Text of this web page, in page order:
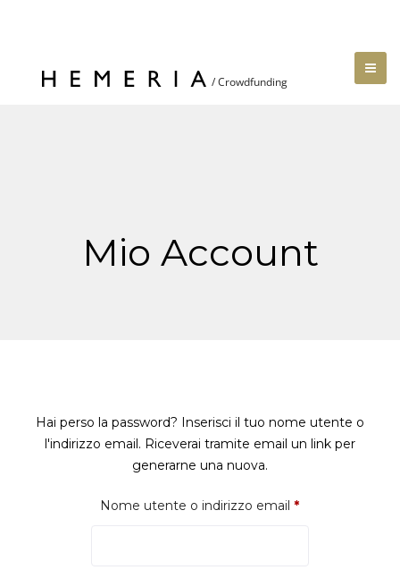
Mio Account
Hai perso la password? Inserisci il tuo nome utente o
l'indirizzo email. Riceverai tramite email un link per
generarne una nuova.
Nome utente o indirizzo email *Richiesto